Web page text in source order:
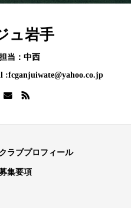
ュ岩手
当：中西
:fcganjuiwate@yahoo.co.jp
クラブプロフィール
集要項